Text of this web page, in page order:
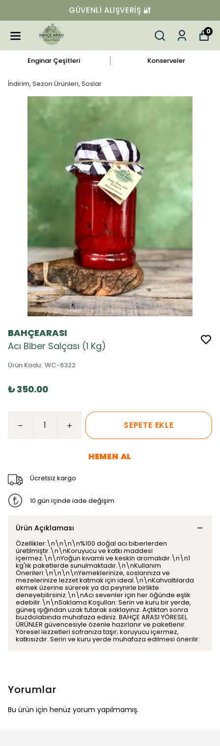
GÜVENLI ALIŞVERIŞ 🔐
0
Enginar Çeşitleri Konserveler
İndirim, Sezon Ürünleri, Soslar
BAHÇEARASI
Acı Biber Salçası (1 Kg)
Ürün Kodu: WC-6322
₺ 350.00
SEPETE EKLE
HEMEN AL
Ücretsiz kargo
10 gün içinde iade değişim
Ürün Açıklaması
Özellikler:\n\n\n\n%100 doğal acı biberlerden
üretilmiştir.\n\nKoruyucu ve katkı maddesi
içermez.\n\nYoğun kıvamlı ve keskin aromalıdır.\n\n1
kg'lık paketlerde sunulmaktadır.\n\nKullanım
Önerileri:\n\n\n\nYemeklerinize, soslarınıza ve
mezelerinize lezzet katmak için ideal.\n\nKahvaltılarda
ekmek üzerine sürerek ya da peynirle birlikte
deneyebilirsiniz.\n\nAcı sevenler için her öğünde eşlik
edebilir.\n\nSaklama Koşulları: Serin ve kuru bir yerde,
güneş ışığından uzak tutarak saklayınız. Açtıktan sonra
buzdolabında muhafaza ediniz. BAHÇE ARASI YÖRESEL
ÜRÜNLER güvencesiyle özenle hazırlanır ve paketlenir.
Yöresel lezzetleri sofranıza taşır; koruyucu içermez,
katkısızdır. Serin ve kuru yerde muhafaza edilmesi önerilir.
Yorumlar
Bu ürün için henüz yorum yapılmamış.